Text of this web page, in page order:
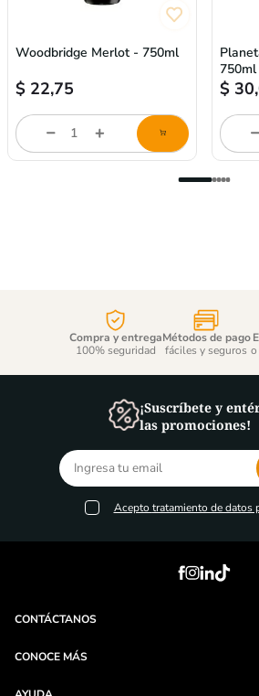
Woodbridge Merlot - 750ml
$ 22,75
Cantidad
producto
750ml
$
Compra y entrega
100% seguridad
Métodos de pago
fáciles y seguros o
¡Suscríbete y
las promociones!
Acepto tratamiento de datos
CONTÁCTANOS
CONOCE MÁS